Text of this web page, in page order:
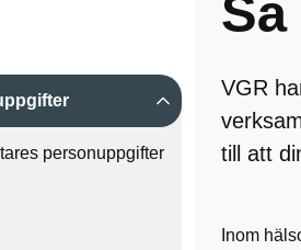
personuppgifter
VGR
till att
Inom